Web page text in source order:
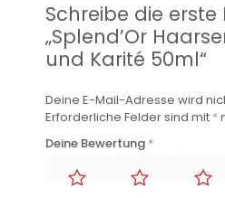
Schreibe die erste
„Splend’Or
und Karité 50ml“
Deine E-Mail-Adresse wird
Erforderliche Felder sind mit *
Deine Bewertung *